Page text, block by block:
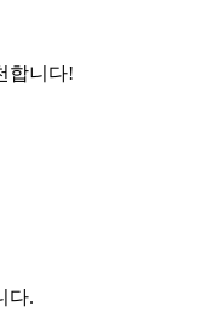
합니다!
다.